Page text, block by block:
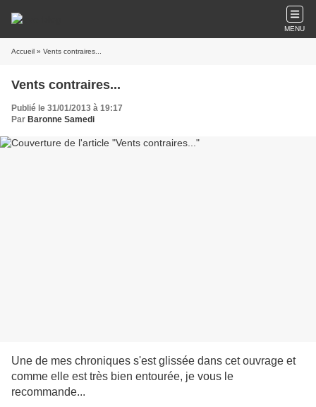
MENU
Accueil » Vents contraires...
Vents contraires...
Publié le 31/01/2013 à 19:17
Par Baronne Samedi
Une de mes chroniques s'est glissée dans cet ouvrage et
comme elle est très bien entourée, je vous le
recommande...